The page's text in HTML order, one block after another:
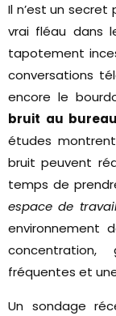
Il n’est un
vrai fléau dans
tapotement
conversations
encore le
bruit au bureau
études
bruit peuvent
temps de
espace de
environnement
fréquentes et
Un sondage